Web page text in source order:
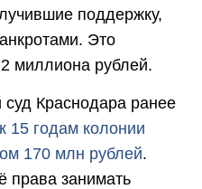
поддержку,
Это
миллиона рублей.
Краснодара ранее
15 годам колонии
170 млн рублей.
права занимать